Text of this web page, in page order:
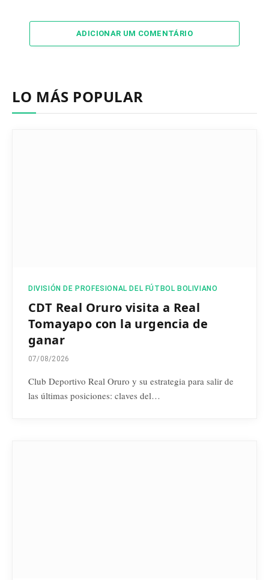
ADICIONAR UM COMENTÁRIO
LO MÁS POPULAR
DIVISIÓN DE PROFESIONAL DEL FÚTBOL BOLIVIANO
CDT Real Oruro visita a Real
Tomayapo con la urgencia de
ganar
07/08/2026
Club Deportivo Real Oruro y su estrategia para salir de
las últimas posiciones: claves del…